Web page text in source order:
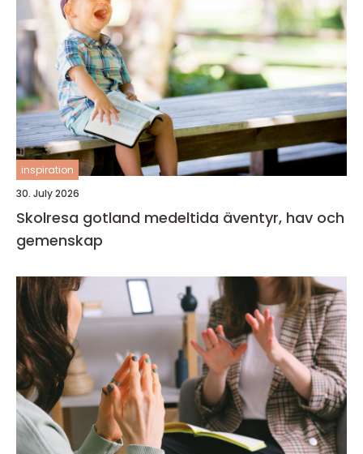
inspiration
30. July 2026
Skolresa gotland medeltida äventyr, hav och
gemenskap